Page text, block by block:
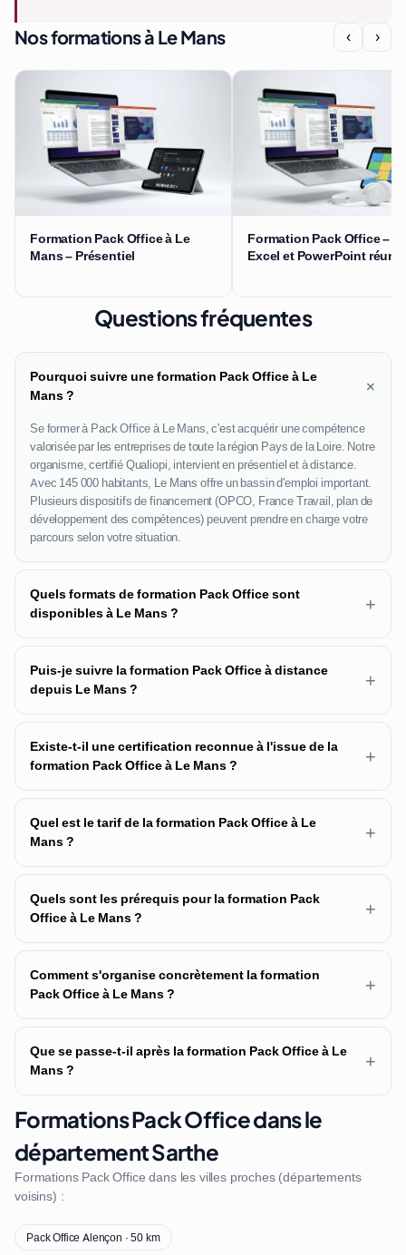
Nos formations à Le Mans ‹ ›
Formation Pack Office à Le
Mans – Présentiel
Formation Pack Office –
Excel et PowerPoint réunis
Questions fréquentes
Pourquoi suivre une formation Pack Office à Le
Mans ?
+
Se former à Pack Office à Le Mans, c'est acquérir une compétence
valorisée par les entreprises de toute la région Pays de la Loire. Notre
organisme, certifié Qualiopi, intervient en présentiel et à distance.
Avec 145 000 habitants, Le Mans offre un bassin d'emploi important.
Plusieurs dispositifs de financement (OPCO, France Travail, plan de
développement des compétences) peuvent prendre en charge votre
parcours selon votre situation.
Quels formats de formation Pack Office sont
disponibles à Le Mans ?
+
Puis-je suivre la formation Pack Office à distance
depuis Le Mans ?
+
Existe-t-il une certification reconnue à l'issue de la
formation Pack Office à Le Mans ?
+
Quel est le tarif de la formation Pack Office à Le
Mans ?
+
Quels sont les prérequis pour la formation Pack
Office à Le Mans ?
+
Comment s'organise concrètement la formation
Pack Office à Le Mans ?
+
Que se passe-t-il après la formation Pack Office à Le
Mans ?
+
Formations Pack Office dans le
département Sarthe
Formations Pack Office dans les villes proches (départements
voisins) :
Pack Office Alençon · 50 km